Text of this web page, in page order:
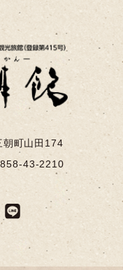
朝町山田174
43-2210